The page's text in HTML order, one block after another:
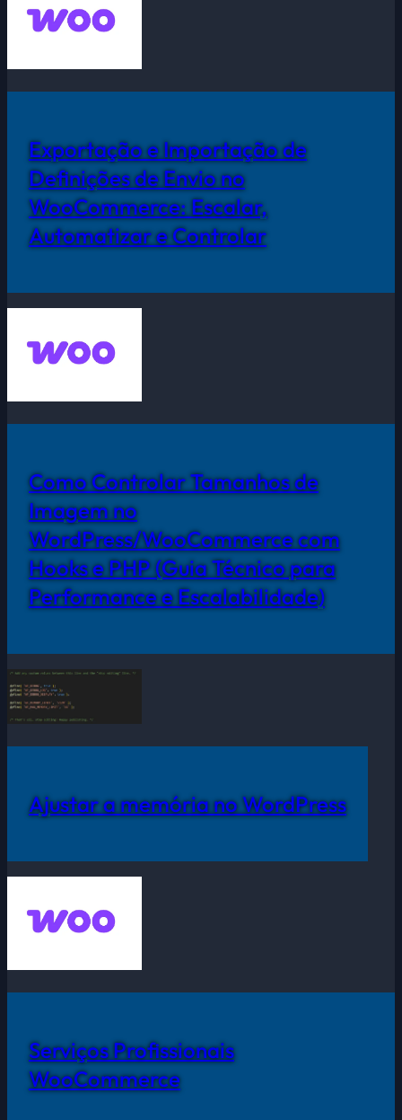
Exportação e Importação de
Definições de Envio no
WooCommerce: Escalar,
Automatizar e Controlar
Como Controlar Tamanhos de
Imagem no
WordPress/WooCommerce com
Hooks e PHP (Guia Técnico para
Performance e Escalabilidade)
Ajustar a memória no WordPress
Serviços Profissionais
WooCommerce